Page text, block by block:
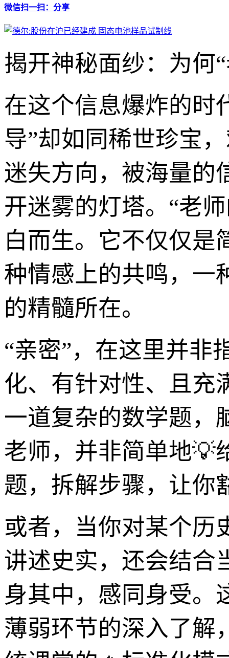
微信扫一扫：分享
揭开神秘面纱：为何
在这个信息爆炸的时
导”却如同稀世珍宝
迷失方向，被海量的
开迷雾的灯塔。“老
白而生。它不仅仅是
种情感上的共鸣，
的精髓所在。
“亲密”，在这里并非
化、有针对性、且充
一道复杂的数学题，
老师，并非简单地💡
题，拆解步骤，让你
或者，当你对某个历
讲述史实，还会结合
身其中，感同身受。
薄弱环节的深入了解